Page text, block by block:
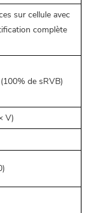
sur cellule avec
complète
de sRVB)
V)